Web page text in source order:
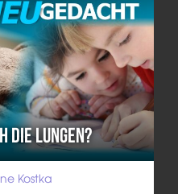
Lungen?
Kostka